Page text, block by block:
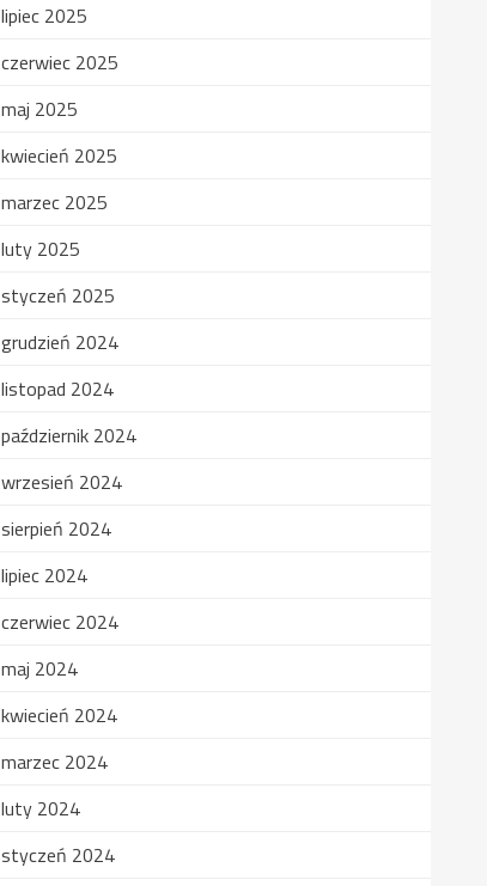
lipiec 2025
czerwiec 2025
maj 2025
kwiecień 2025
marzec 2025
luty 2025
styczeń 2025
grudzień 2024
listopad 2024
październik 2024
wrzesień 2024
sierpień 2024
lipiec 2024
czerwiec 2024
maj 2024
kwiecień 2024
marzec 2024
luty 2024
styczeń 2024